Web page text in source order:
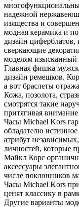
надежной
изящества и
модная керамика и
дизайн циферблатов,
сверкающие
моделям
Главная фишка
дизайн ремешков.
а вот браслеты
Кожа, позолота,
смотрятся такие
притягивая
Часы Michael Kors
обладателю
атрибут
личностей, которые
Майкл Корс
аксессуары
числе поклонников
Часы Michael Kors
ценят классику в
Другие варианты